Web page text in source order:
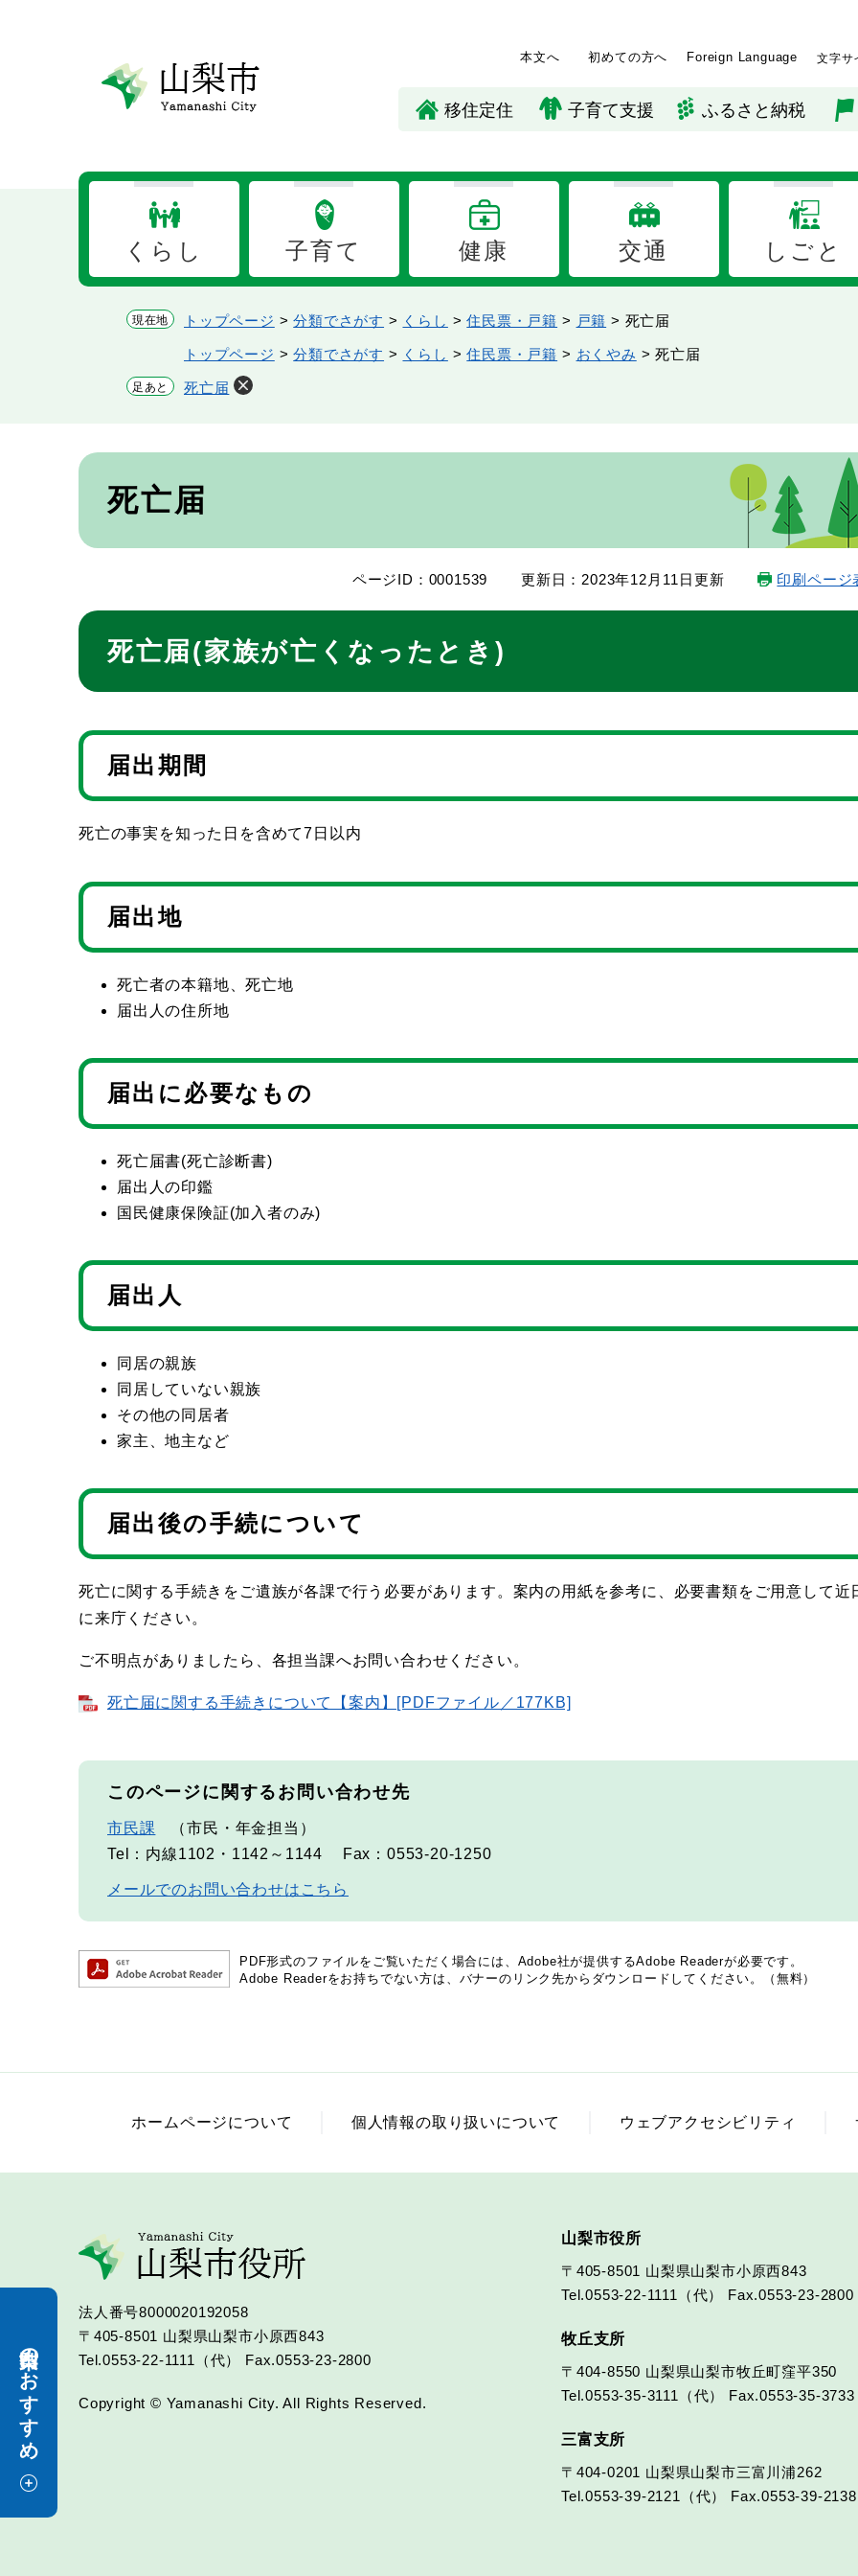
本文へ 初めての方へ Foreign Language 文字サ
移住定住 子育て支援 ふるさと納税
山梨市のおすすめ
くらし 子育て 健康 交通 しごと
現在地 トップページ >分類でさがす > くらし >住民票・戸籍 > 戸籍 > 死亡届
トップページ >分類でさがす > くらし >住民票・戸籍 > おくやみ >死亡届
足あと 死亡届
本
死亡届
ページID：0001539 更新日：2023年12月11日更新 印刷ページ
死亡届(家族が亡くなったとき)
届出期間
死亡の事実を知った日を含めて7日以内
届出地
死亡者の本籍地、死亡地
届出人の住所地
届出に必要なもの
死亡届書(死亡診断書)
届出人の印鑑
国民健康保険証(加入者のみ)
届出人
同居の親族
同居していない親族
その他の同居者
家主、地主など
届出後の手続について
死亡に関する手続きをご遺族が各課で行う必要があります。案内の用紙を参考に、必要書類をご用意して近
に来庁ください。
ご不明点がありましたら、各担当課へお問い合わせください。
死亡届に関する手続きについて【案内】[PDFファイル／177KB]
このページに関するお問い合わせ先
市民課
市民・年金担当
Tel：内線1102・1142～1144
Fax：0553-20-1250
メールでのお問い合わせはこちら
PDF形式のファイルをご覧いただく場合には、Adobe社が提供するAdobe Readerが必要です。
Adobe Readerをお持ちでない方は、バナーのリンク先からダウンロードしてください。（無料）
ホームページについて 個人情報の取り扱いについて ウェブアクセシビリティ
法人番号8000020192058
〒405-8501 山梨県山梨市小原西843
Tel.0553-22-1111（代）
Fax.0553-23-2800
Copyright © Yamanashi City. All Rights Reserved.
山梨市役所
〒405-8501 山梨県山梨市小原西843
Tel.0553-22-1111（代）
Fax.0553-23-2800
牧丘支所
〒404-8550 山梨県山梨市牧丘町窪平350
Tel.0553-35-3111（代）
Fax.0553-35-3733
三富支所
〒404-0201 山梨県山梨市三富川浦262
Tel.0553-39-2121（代）
Fax.0553-39-2138